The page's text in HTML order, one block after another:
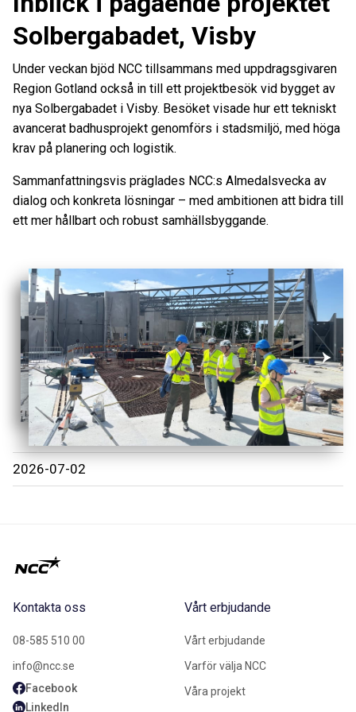
Solbergabadet, Visby
Under veckan bjöd NCC tillsammans med uppdragsgivaren
Region Gotland också in till ett projektbesök vid bygget av
nya Solbergabadet i Visby. Besöket visade hur ett tekniskt
avancerat badhusprojekt genomförs i stadsmiljö, med höga
krav på planering och logistik.
Sammanfattningsvis präglades NCC:s Almedalsvecka av
dialog och konkreta lösningar – med ambitionen att bidra till
ett mer hållbart och robust samhällsbyggande.
2026-07-02
Kontakta oss
08-585 510 00
info@ncc.se
Facebook
LinkedIn
Vårt erbjudande
Vårt erbjudande
Varför välja NCC
Våra projekt